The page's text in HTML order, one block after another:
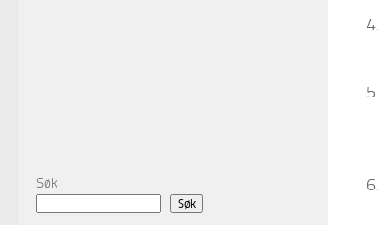
Søk
Søk